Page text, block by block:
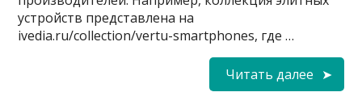
устройств представлена на
ivedia.ru/collection/vertu-smartphones, где …
Читать далее